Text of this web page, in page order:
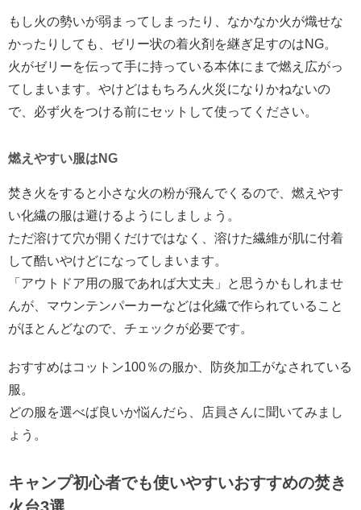
もし火の勢いが弱まってしまったり、なかなか火が熾せな
かったりしても、ゼリー状の着火剤を継ぎ足すのはNG。
火がゼリーを伝って手に持っている本体にまで燃え広がっ
てしまいます。やけどはもちろん火災になりかねないの
で、必ず火をつける前にセットして使ってください。
燃えやすい服はNG
焚き火をすると小さな火の粉が飛んでくるので、燃えやす
い化繊の服は避けるようにしましょう。
ただ溶けて穴が開くだけではなく、溶けた繊維が肌に付着
して酷いやけどになってしまいます。
「アウトドア用の服であれば大丈夫」と思うかもしれませ
んが、マウンテンパーカーなどは化繊で作られていること
がほとんどなので、チェックが必要です。
おすすめはコットン100％の服か、防炎加工がなされている
服。
どの服を選べば良いか悩んだら、店員さんに聞いてみまし
ょう。
キャンプ初心者でも使いやすいおすすめの焚き
火台3選